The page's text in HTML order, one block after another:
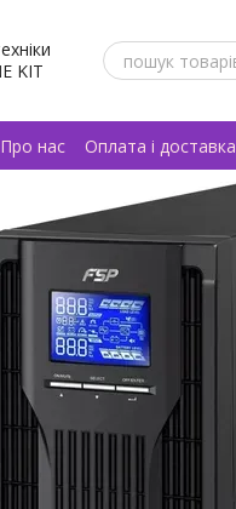
Про нас Оплата і доставка
Відгуки про магазин